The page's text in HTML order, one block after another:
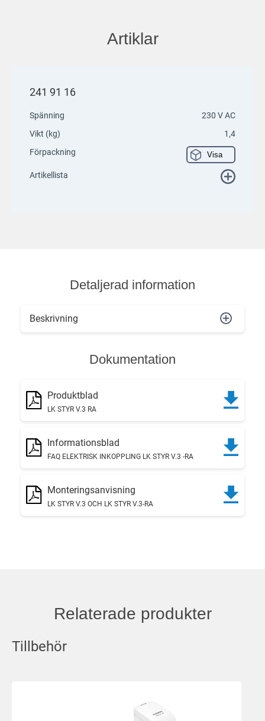
Artiklar
241 91 16
Spänning
230 V AC
Vikt (kg)
1,4
Förpackning
Visa
Artikellista
Detaljerad information
Beskrivning
Dokumentation
Produktblad
LK STYR V.3 RA
Informationsblad
FAQ ELEKTRISK INKOPPLING LK STYR V.3 -RA
Monteringsanvisning
LK STYR V.3 OCH LK STYR V.3-RA
Relaterade produkter
Tillbehör